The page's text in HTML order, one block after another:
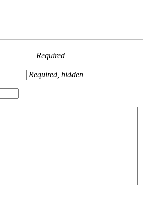
Required
Required, hidden